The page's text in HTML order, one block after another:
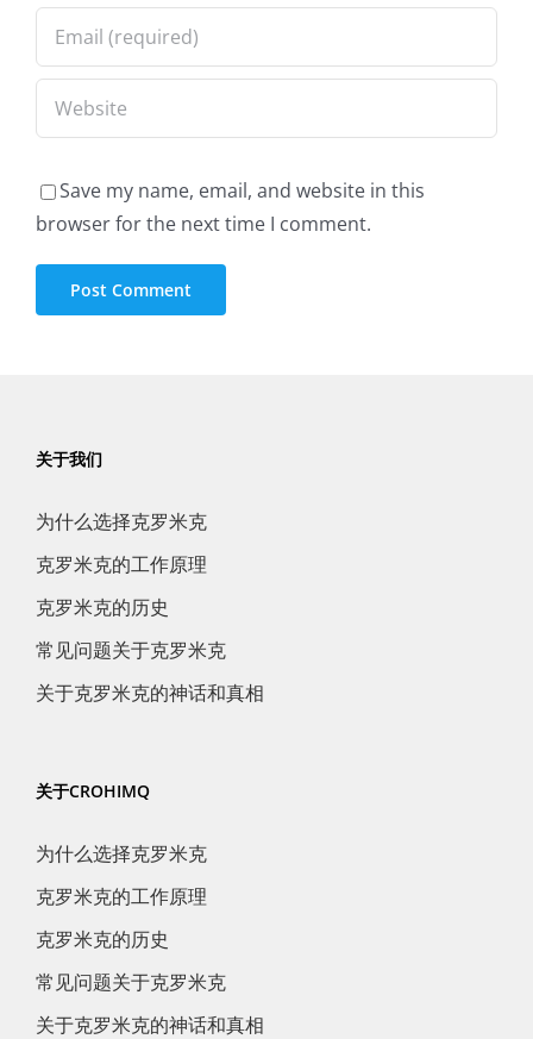
Save my name, email, and website in this
browser for the next time I comment.
关于我们
为什么选择克罗米克
克罗米克的工作原理
克罗米克的历史
常见问题关于克罗米克
关于克罗米克的神话和真相
关于CROHIMQ
为什么选择克罗米克
克罗米克的工作原理
克罗米克的历史
常见问题关于克罗米克
关于克罗米克的神话和真相